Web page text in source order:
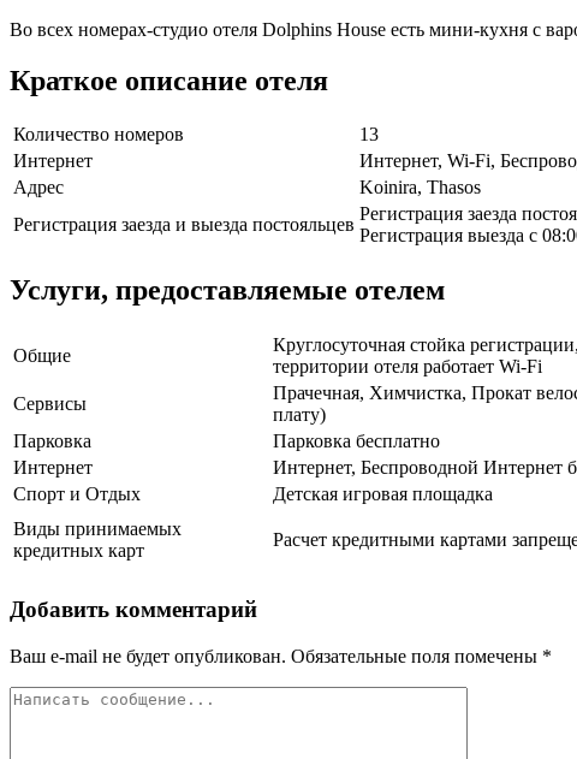
Во всех номерах-студио отеля Dolphins House есть мини-кухня с
Краткое описание отеля
Количество номеров
13
Интернет
Интернет, Wi-Fi,
Адрес
Koinira, Thasos
Регистрация заезда и выезда постояльцев
Регистрация заезда
Регистрация выезда с
Услуги, предоставляемые отелем
Общие
Круглосуточная стойка
территории отеля работает Wi-Fi
Сервисы
Прачечная, Химчистка, Прокат
плату)
Парковка
Парковка бесплатно
Интернет
Интернет, Беспроводной Интернет
Спорт и Отдых
Детская игровая площадка
Виды принимаемых
кредитных карт
Расчет кредитными картами
Добавить комментарий
Ваш e-mail не будет опубликован. Обязательные поля помечены *